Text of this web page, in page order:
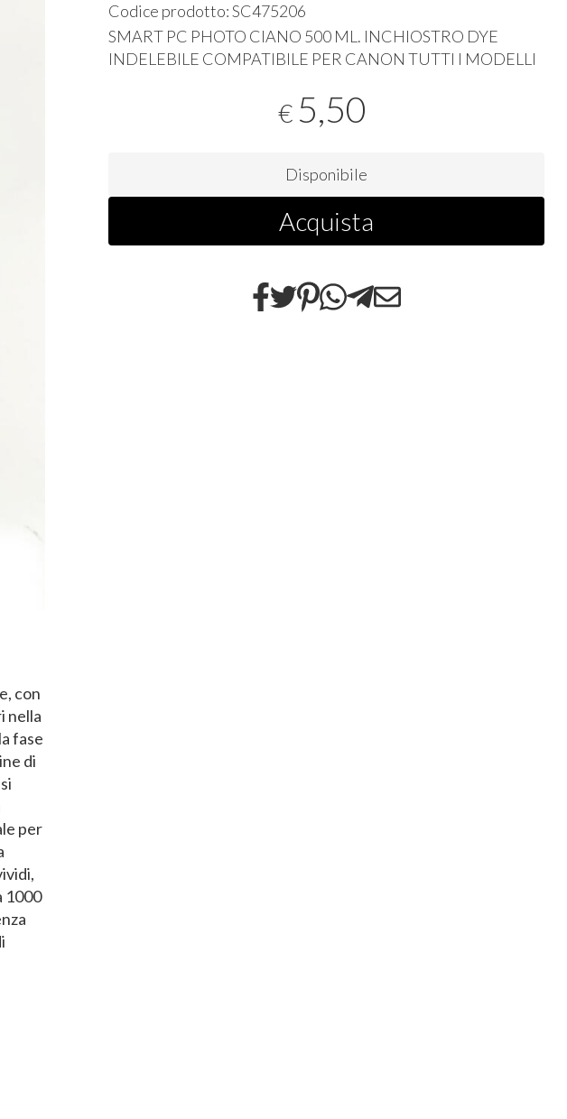
con
nella
fase
di
per
1000
Codice prodotto: SC475206
SMART PC PHOTO CIANO 500 ML. INCHIOSTRO DYE
INDELEBILE COMPATIBILE PER CANON TUTTI I MODELLI
€ 5,50
Disponibile
Acquista